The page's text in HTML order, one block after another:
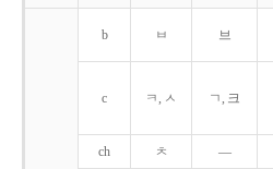
b ㅂ 브
c ㅋ, ㅅ ㄱ, 크
ch ㅊ ―